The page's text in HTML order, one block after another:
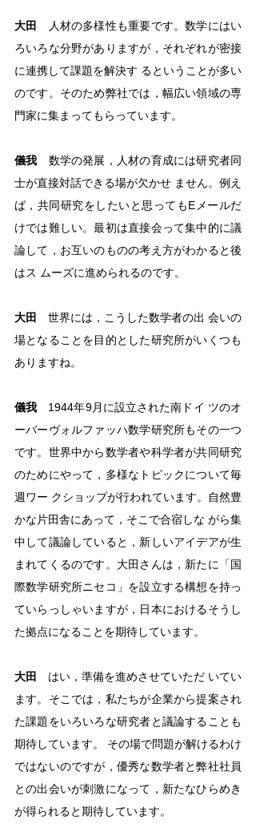
大田
人材の多様性も重要です。数学にはい
ろいろな分野がありますが，それぞれが密接
に連携して課題を解決す るということが多い
のです。そのため弊社では，幅広い領域の専
門家に集まってもらっています。
儀我 数学の発展，人材の育成には研究者同
士が直接対話できる場が欠かせ ません。例え
ば，共同研究をしたいと思ってもEメールだ
けでは難しい。最初は直接会って集中的に議
論して，お互いのものの考え方がわかると後
はス ムーズに進められるのです。
大田
世界には，こうした数学者の出 会いの
場となることを目的とした研究所がいくつも
ありますね。
儀我 1944年9月に設立された南ドイ ツのオ
ーバーヴォルファッハ数学研究所もその一つ
です。世界中から数学者や科学者が共同研究
のためにやって，多様なトピックについて毎
週ワー クショップが行われています。自然豊
かな片田舎にあって，そこで合宿しな がら集
中して議論していると，新しいアイデアが生
まれてくるのです。大田さんは，新たに「国
際数学研究所ニセコ」を設立する構想を持っ
ていらっしゃいますが，日本におけるそうし
た拠点になることを期待しています。
大田
はい，準備を進めさせていただ いてい
ます。そこでは，私たちが企業から提案され
た課題をいろいろな研究者と議論することも
期待しています。 その場で問題が解けるわけ
ではないのですが，優秀な数学者と弊社社員
との出会いが刺激になって，新たなひらめき
が得られると期待しています。